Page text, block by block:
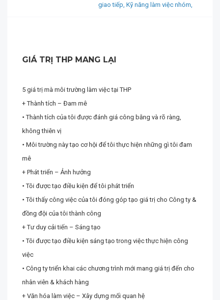
giao tiếp, Kỹ năng làm việc nhóm,
GIÁ TRỊ THP MANG LẠI
5 giá trị mà môi trường làm việc tại THP
+ Thành tích – Đam mê
• Thành tích của tôi được đánh giá công bằng và rõ ràng,
không thiên vị
• Môi trường này tạo cơ hội để tôi thực hiện những gì tôi đam
mê
+ Phát triển – Ảnh hưởng
• Tôi được tạo điều kiện để tôi phát triển
• Tôi thấy công việc của tôi đóng góp tạo giá trị cho Công ty &
đồng đội của tôi thành công
+ Tư duy cải tiến – Sáng tạo
• Tôi được tạo điều kiện sáng tạo trong việc thực hiện công
việc
• Công ty triển khai các chương trình mới mang giá trị đến cho
nhân viên & khách hàng
+ Văn hóa làm việc – Xây dựng mối quan hệ